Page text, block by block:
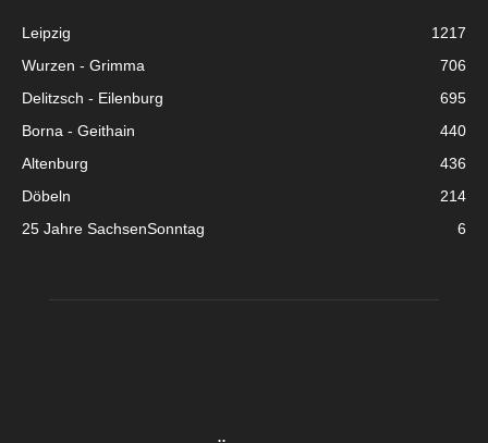
Leipzig
1217
Wurzen - Grimma
706
Delitzsch - Eilenburg
695
Borna - Geithain
440
Altenburg
436
Döbeln
214
25 Jahre SachsenSonntag
6